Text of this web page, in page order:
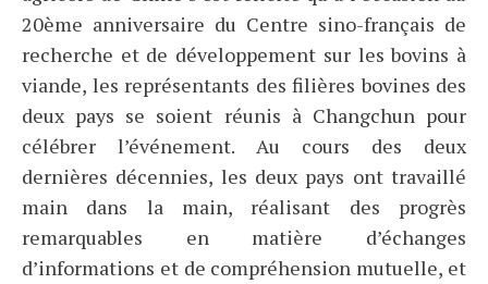
20ème anniversaire du Centre sino-français de
recherche et de développement sur les bovins à
viande, les représentants des filières bovines des
deux pays se soient réunis à Changchun pour
célébrer l’événement. Au cours des deux
dernières décennies, les deux pays ont travaillé
main dans la main, réalisant des progrès
remarquables en matière d’échanges
d’informations et de compréhension mutuelle, et